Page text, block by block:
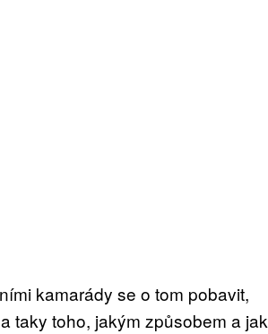
kamarády se o tom pobavit,
taky toho, jakým způsobem a jak